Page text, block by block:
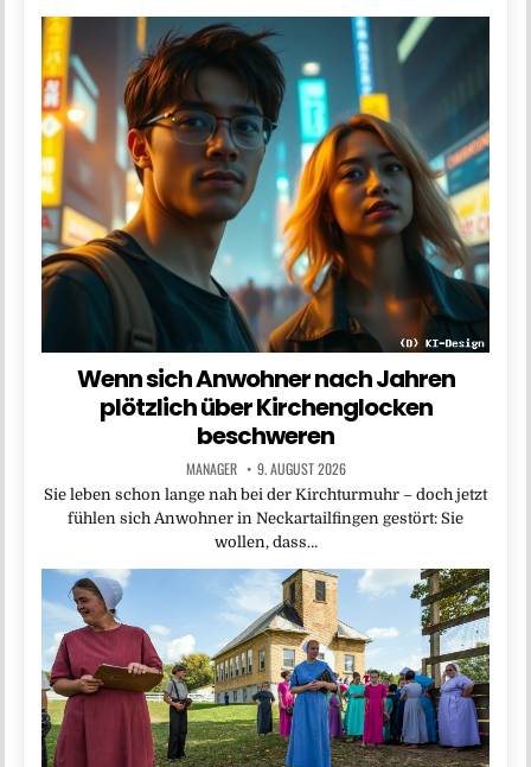
Wenn sich Anwohner nach Jahren
plötzlich über Kirchenglocken
beschweren
MANAGER 9. AUGUST 2026
Sie leben schon lange nah bei der Kirchturmuhr – doch jetzt
fühlen sich Anwohner in Neckartailfingen gestört: Sie
wollen, dass…